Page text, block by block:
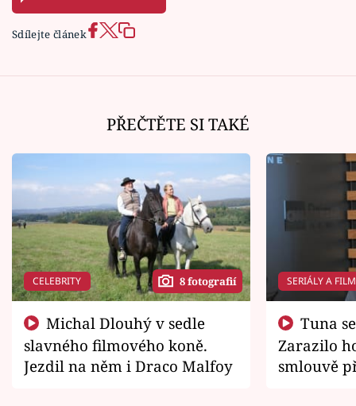
Sdílejte článek
PŘEČTĚTE SI TAKÉ
CELEBRITY 8 fotografií
slavného filmového koně.
Jezdil na něm i Draco Malfoy
SERIÁLY A
Zarazilo
smlouvě